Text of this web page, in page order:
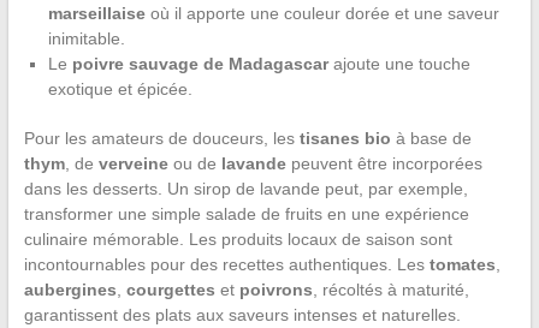
marseillaiseoù il apporte une couleur dorée et une saveur
inimitable.
Le poivre sauvage de Madagascarajoute une touche
exotique et épicée.
Pour les amateurs de douceurs, les tisanes bio à base de
thym, de verveineou de lavandepeuvent être incorporées
dans les desserts. Un sirop de lavande peut, par exemple,
transformer une simple salade de fruits en une expérience
culinaire mémorable. Les produits locaux de saison sont
incontournables pour des recettes authentiques. Les tomates,
aubergines, courgettes et poivrons, récoltés à maturité,
garantissent des plats aux saveurs intenses et naturelles.